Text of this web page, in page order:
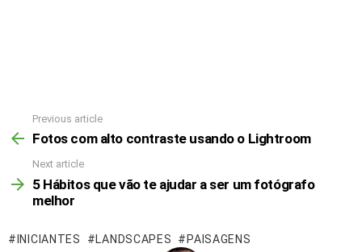
Previous article
Fotos com alto contraste usando o Lightroom
Next article
5 Hábitos que vão te ajudar a ser um fotógrafo
melhor
INICIANTES LANDSCAPES PAISAGENS